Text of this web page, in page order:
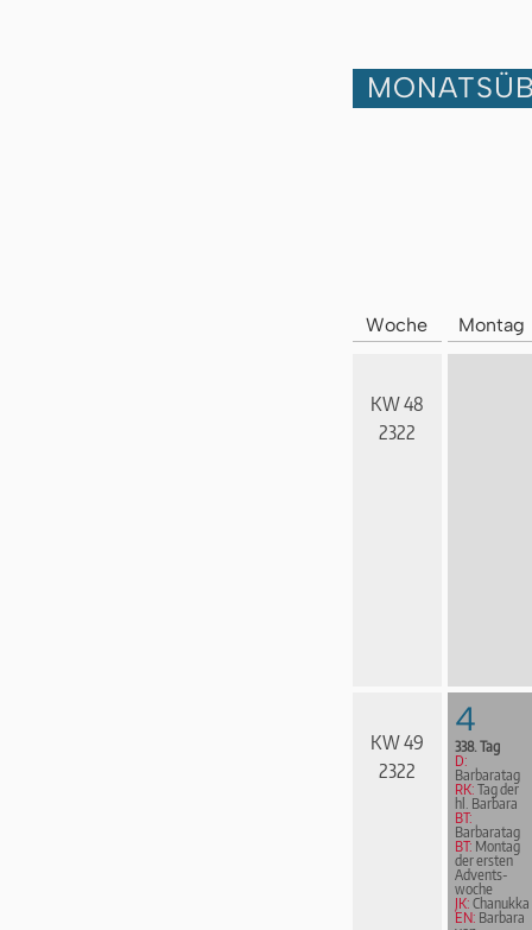
Woche Montag
KW 48
2322
KW 49
2322
4
338. Tag
D:
Barbaratag
RK: Tag der
hl. Barbara
BT:
Barbaratag
BT: Montag
der ersten
Advents­
woche
JK: Chanukka
EN: Barbara